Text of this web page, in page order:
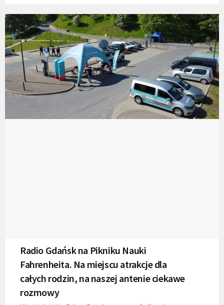
Radio Gdańsk na Pikniku Nauki
Fahrenheita. Na miejscu atrakcje dla
całych rodzin, na naszej antenie ciekawe
rozmowy